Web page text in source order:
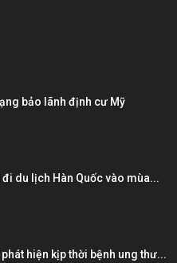
bảo lãnh định cư Mỹ
du lịch Hàn Quốc vào mùa...
hiện kịp thời bệnh ung thư...